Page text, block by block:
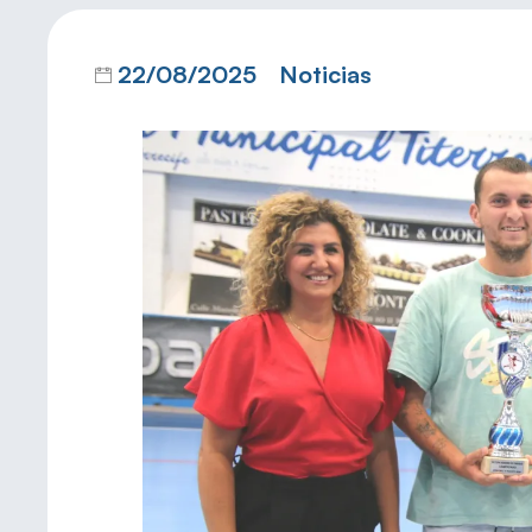
22/08/2025 Noticias